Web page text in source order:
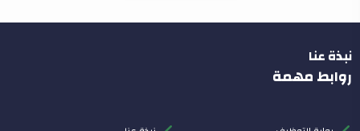
نبذة عنا
روابط مهمة